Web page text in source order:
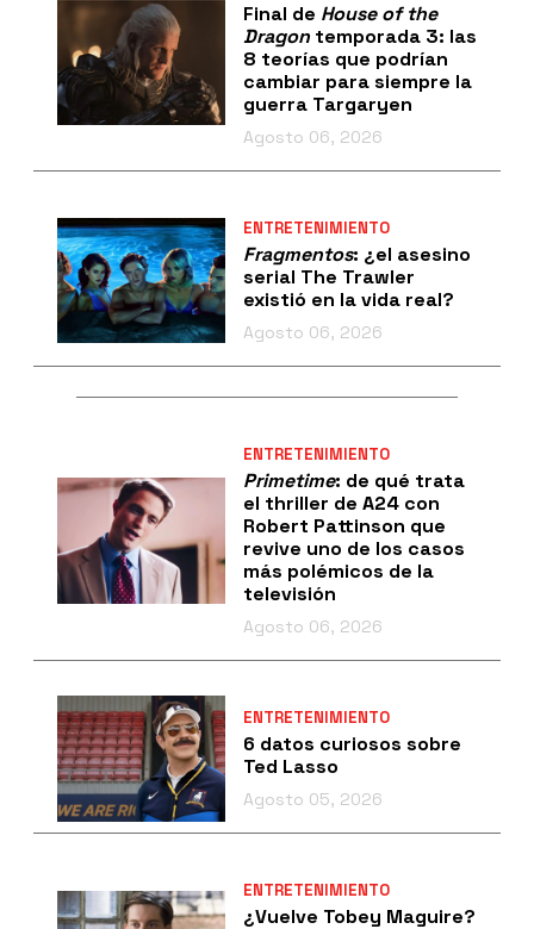
Final de House of the
Dragontemporada 3: las
8 teorías que podrían
cambiar para siempre la
guerra Targaryen
Agosto 06, 2026
ENTRETENIMIENTO
Fragmentos: ¿el asesino
serial The Trawler
existió en la vida real?
Agosto 06, 2026
ENTRETENIMIENTO
Primetime: de qué trata
el thriller de A24 con
Robert Pattinson que
revive uno de los casos
más polémicos de la
televisión
Agosto 06, 2026
ENTRETENIMIENTO
6 datos curiosos sobre
Ted Lasso
Agosto 05, 2026
ENTRETENIMIENTO
¿Vuelve Tobey Maguire?